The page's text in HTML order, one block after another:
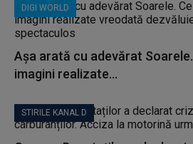
DIGI WORLD
Așa arată cu adevărat
imagini realizate...
STIRILE KANAL D